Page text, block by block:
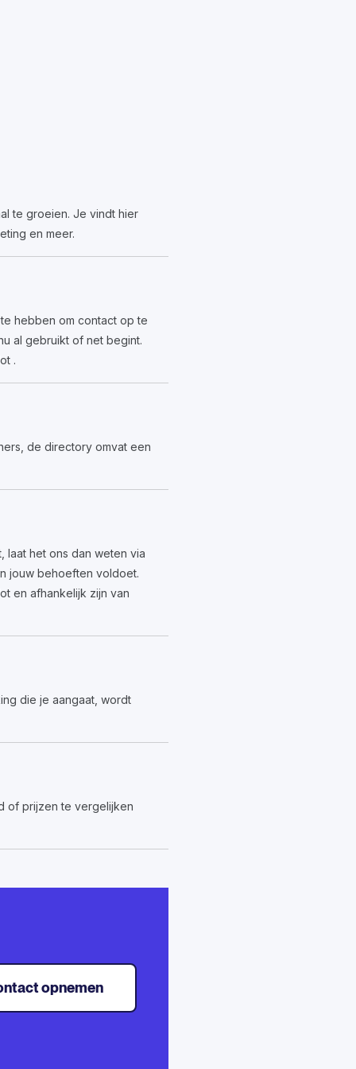
te groeien. Je vindt hier
en meer.
hebben om contact op te
al gebruikt of net begint.
.
de directory omvat een
laat het ons dan weten via
jouw behoeften voldoet.
en afhankelijk zijn van
die je aangaat, wordt
of prijzen te vergelijken
opnemen